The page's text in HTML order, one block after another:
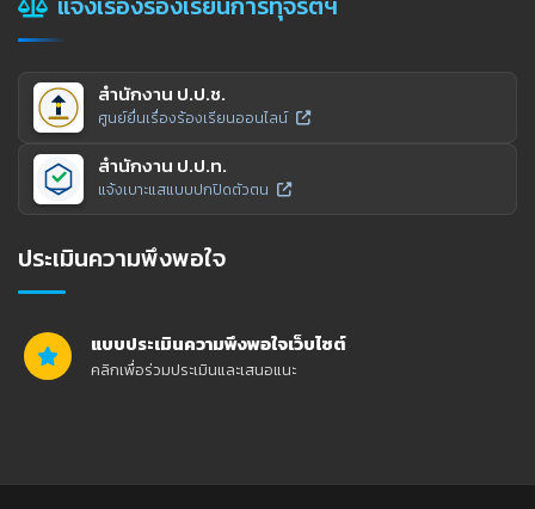
สำนักงาน ป.ป.ช.
ศูนย์ยื่นเรื่องร้องเรียนออนไลน์
สำนักงาน ป.ป.ท.
แจ้งเบาะแสแบบปกปิดตัวตน
ประเมินความพึงพอใจ
แบบประเมินความพึงพอใจเว็บไซต์
คลิกเพื่อร่วมประเมินและเสนอแนะ